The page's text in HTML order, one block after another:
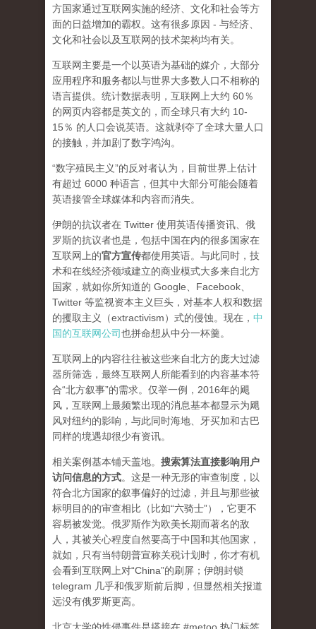
方国家通过互联网实施的经济、文化和社会等方
面的日益增加的霸权。这有很多原因 - 与经济、
文化和社会以及互联网的技术架构均有关。
互联网主要是一个以英语为基础的媒介，大部分
应用程序和服务都以与世界大多数人口不相称的
语言提供。统计数据表明，互联网上大约 60％
的网页内容都是英文的，而全球只有大约 10-
15％ 的人口会说英语。这就剥夺了全球大量人口
的接触，并加剧了数字鸿沟。
“数字殖民主义”的反对者认为，目前世界上估计
有超过 6000 种语言，但其中大部分可能会随着
英语接管全球媒体和内容而消失。
伊朗的抗议者在 Twitter 使用英语传播资讯、俄
罗斯的抗议者也是，包括中国在内的很多国家在
互联网上的官方宣传都使用英语。与此同时，技
术和在线经济领域建立的商业模式大多来自北方
国家，就如你所知道的 Google、Facebook、
Twitter 等监视资本主义巨头，对基本人权和数据
的攫取主义（extractivism）式的侵蚀。现在， 中
国的互联网公司也拼命想从中分一杯羹。
互联网上的内容往往被这些来自北方的庞大过滤
器所筛选，最终互联网人所能看到的内容基本符
合“北方叙事”的需求。仅举一例，2016年的飓
风，互联网上最频繁出现的消息基本都显示为飓
风对纽约的影响，与此同时海地、牙买加和古巴
同样的境遇却很少有资讯。
相关案例基本铺天盖地。 搜索算法直接影响用户
访问信息的方式。 这是一种无形的审查制度，以
符合北方国家的叙事偏好的过滤，并且与那些被
标明目的的审查相比（比如“六骑士”），它更不
容易被发觉。俄罗斯作为欧美长期而著名的敌
人，其被关心程度自然要高于中国和其他国家，
就如，只有当特朗普宣称关税计划时，你才有机
会看到互联网上对“China”的刷屏；伊朗封锁
telegram 几乎和俄罗斯前后脚，但显然相关报道
远没有俄罗斯更高。